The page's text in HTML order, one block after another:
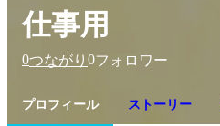
仕事用
0つながり 0フォロワー
プロフィール ストーリー